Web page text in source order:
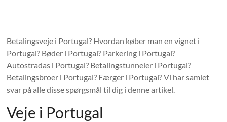
Betalingsveje i Portugal? Hvordan køber man en vignet i
Portugal? Bøder i Portugal? Parkering i Portugal?
Autostradas i Portugal? Betalingstunneler i Portugal?
Betalingsbroer i Portugal? Færger i Portugal? Vi har samlet
svar på alle disse spørgsmål til dig i denne artikel.
Veje i Portugal